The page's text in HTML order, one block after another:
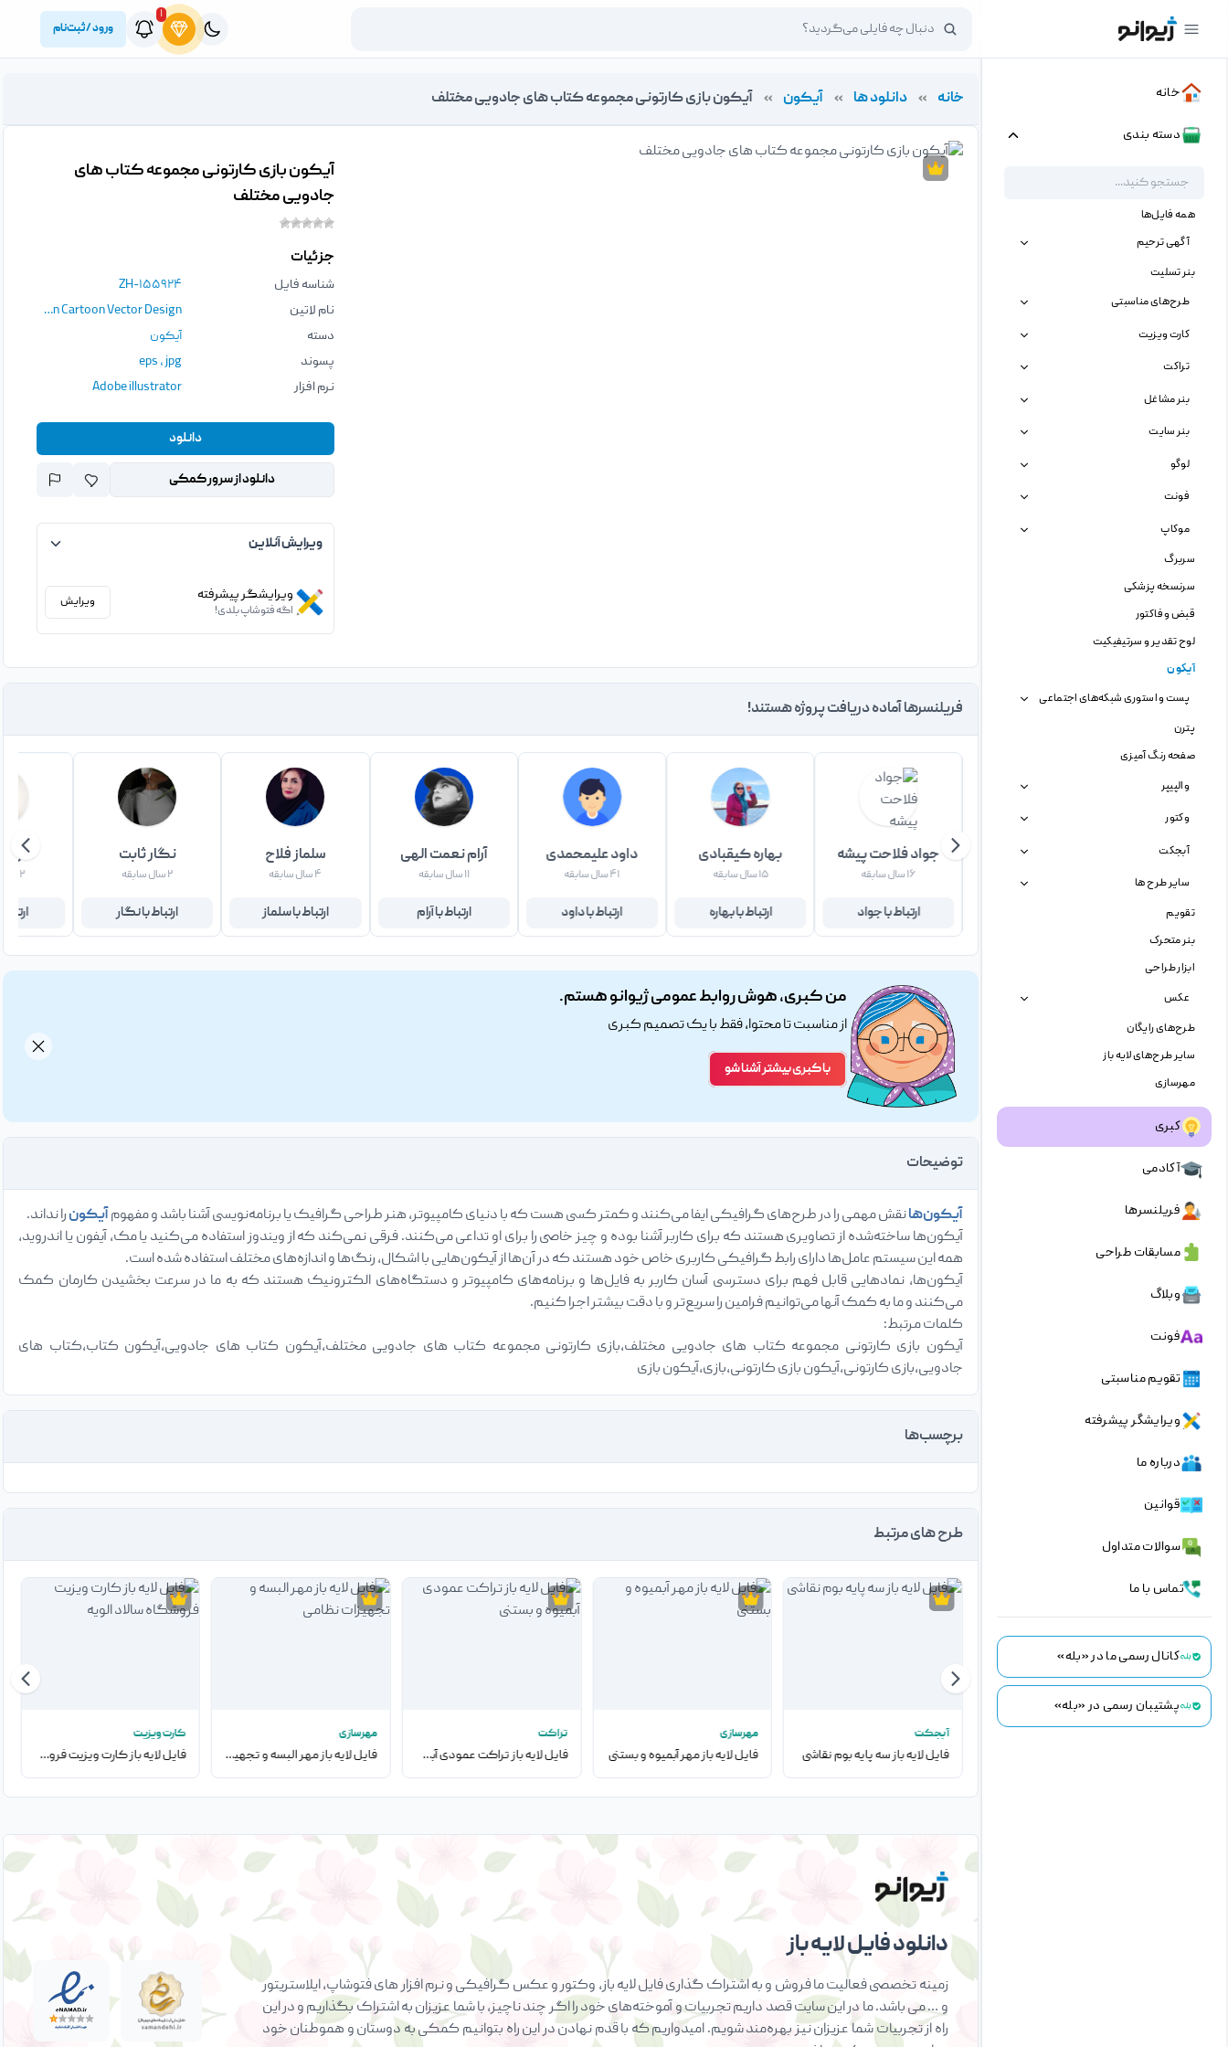
۱
ورود / ثبت‌نام
خانه
دسته بندی
همه فایل‌ها
آگهی ترحیم
بنر تسلیت
طرح‌های مناسبتی
کارت ویزیت
تراکت
بنر مشاغل
بنر سایت
لوگو
فونت
موکاپ
سربرگ
سرنسخه پزشکی
قبض و فاکتور
لوح تقدیر و سرتیفیکیت
آیکون
پست و استوری شبکه‌های اجتماعی
پترن
صفحه رنگ آمیزی
والپیپر
وکتور
آبجکت
سایر طرح ها
تقویم
بنر متحرک
ابزار طراحی
عکس
طرح‌های رایگان
سایر طرح‌های لایه باز
مهرسازی
کبری
آکادمی
فریلنسرها
مسابقات طراحی
وبلاگ
فونت
تقویم مناسبتی
ویرایشگر پیشرفته
درباره ما
قوانین
سوالات متداول
تماس با ما
کانال رسمی ما در «بله»
پشتیبان رسمی در «بله»
خانه » دانلود ها » آیکون » آیکون بازی کارتونی مجموعه کتاب های جادویی مختلف
آیکون بازی کارتونی مجموعه کتاب های
جادویی مختلف
جزئیات
شناسه فایل
ZH-۱۵۵۹۲۴
نام لاتین
Magic Paper Book Game Icon Cartoon Vector Design
دسته
آیکون
پسوند
eps ،jpg
نرم افزار
Adobe illustrator
دانلود
دانلود از سرور کمکی
ویرایش آنلاین
ویرایشگر پیشرفته
اگه فتوشاپ بلدی!
ویرایش
فریلنسرها آماده دریافت پروژه هستند!
محمد حسینی جواد فلاحت پیشه
۱۶ سال سابقه
ارتباط با جواد
بهاره کیقبادی
۱۵ سال سابقه
ارتباط با بهاره
داود علیمحمدی
۴۱ سال سابقه
ارتباط با داود
آرام نعمت الهی
۱۱ سال سابقه
ارتباط با آرام
سلماز فلاح
۴ سال سابقه
ارتباط با سلماز
نگار ثابت
۲ سال سابقه
ارتباط با نگار
علی
۲ سال سابقه
من کبری، هوش روابط عمومی ژیوانو هستم.
از مناسبت تا محتوا، فقط با یک تصمیم کبری
با کبری بیشتر آشنا شو
توضیحات
آیکون‌هانقش مهمی را در طرح‌های گرافیکی ایفا می‌کنند و کمتر کسی هست که با دنیای کامپیوتر، هنر طراحی گرافیک یا برنامه‌نویسی آشنا باشد و مفهومآیکونرا نداند.
آیکون‌ها ساخته‌شده از تصاویری هستند که برای کاربر آشنا بوده و چیز خاصی را برای او تداعی می‌کنند. فرقی نمی‌کند که از ویندوز استفاده می‌کنید یا مک، آیفون یا اندروید،
همه‌ این سیستم عامل‌ها دارای رابط گرافیکی کاربری خاص خود هستند که در آن‌ها از آیکون‌هایی با اشکال، رنگ‌ها و اندازه‌های مختلف استفاده شده است.
آیکون‌ها، نمادهایی قابل فهم برای دسترسی آسان کاربر به فایل‌ها و برنامه‌های کامپیوتر و دستگاه‌های الکترونیک هستند که به ما در سرعت بخشیدن کارمان کمک
می‌کنند و ما به کمک آنها می‌توانیم فرامین را سریع‌تر و با دقت بیشتر اجرا کنیم.
کلمات مرتبط:
آیکون بازی کارتونی مجموعه کتاب های جادویی مختلف،بازی کارتونی مجموعه کتاب های جادویی مختلف،آیکون کتاب های جادویی،آیکون کتاب،کتاب های
جادویی،بازی کارتونی،آیکون بازی کارتونی،بازی،آیکون بازی
برچسب‌ها
طرح های مرتبط
آبجکت
فایل لایه باز سه پایه بوم نقاشی
مهرسازی
فایل لایه باز مهر آبمیوه و بستنی
تراکت
فایل لایه باز تراکت عمودی آبمیوه و بستنی
مهرسازی
فایل لایه باز مهر البسه و تجهیزات نظامی
کارت ویزیت
فایل لایه باز کارت ویزیت فروشگاه سالاد الویه
دانلود فایل لایه باز
زمینه تخصصی فعالیت ما فروش و به اشتراک گذاری فایل لایه باز، وکتور و عکس گرافیکی و نرم افزار های فتوشاپ، ایلاستریتور
و … می باشد. ما در این سایت قصد داریم تجربیات و آموخته‌های خود را اگر چند ناچیز، با شما عزیزان به اشتراک بگذاریم و در این
راه از تجربیات شما عزیزان نیز بهره‌مند شویم. امیدواریم که با قدم نهادن در این راه بتوانیم کمکی به دوستان و هموطنان خود